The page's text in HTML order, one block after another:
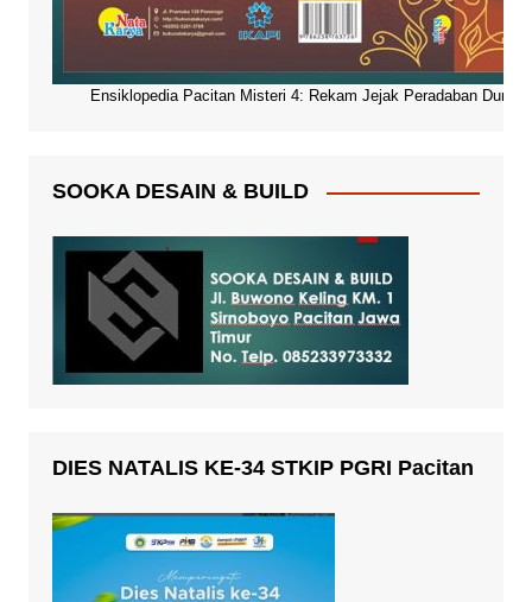
Ensiklopedia Pacitan Misteri 4: Rekam Jejak Peradaban Dunia
SOOKA DESAIN & BUILD
DIES NATALIS KE-34 STKIP PGRI Pacitan